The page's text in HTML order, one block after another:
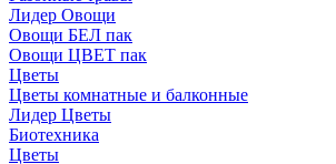
Лидер Овощи
Овощи БЕЛ пак
Овощи ЦВЕТ пак
Цветы
Цветы комнатные и балконные
Лидер Цветы
Биотехника
Цветы